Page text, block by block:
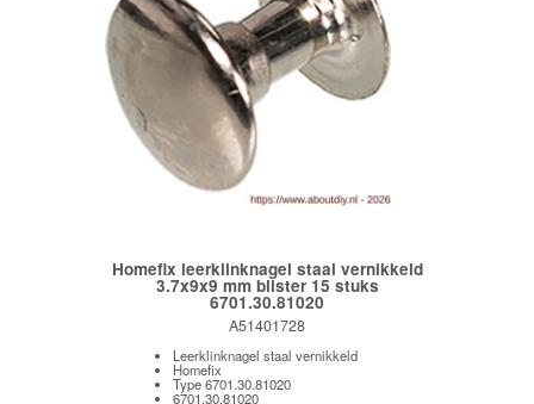
Homefix leerklinknagel staal vernikkeld
3.7x9x9 mm blister 15 stuks
6701.30.81020
A51401728
Leerklinknagel staal vernikkeld
Homefix
Type 6701.30.81020
6701.30.81020